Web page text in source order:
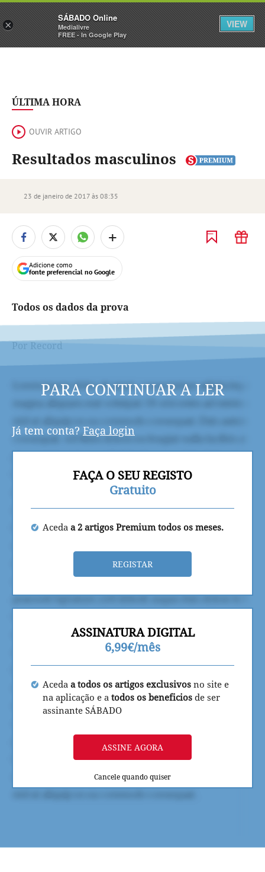
Sábado Assine Iniciar Sessão
ÚLTIMA HORA
OUVIR ARTIGO
Resultados masculinos
23 de janeiro de 2017 às 08:35
+
Adicione como
fonte preferencial no Google
Todos os dados da prova
Por Record
PARA CONTINUAR A LER
Já tem conta? Faça login
FAÇA O SEU REGISTO
Gratuito
Aceda a 2 artigos Premium todos os meses.
REGISTAR
ASSINATURA DIGITAL
6,99€/mês
Aceda a todos os artigos exclusivos no site e
na aplicação e a todos os beneficios de ser
assinante SÁBADO
ASSINE AGORA
Cancele quando quiser
×
SÁBADO Online
Medialivre
FREE - In Google Play
VIEW